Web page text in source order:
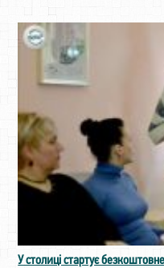
У столиці стартує